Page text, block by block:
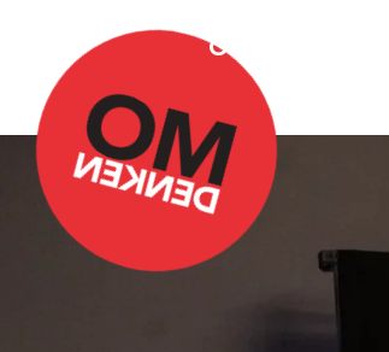
Over Omdenken